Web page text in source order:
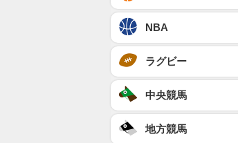
NBA
ラグビー
中央競馬
地方競馬